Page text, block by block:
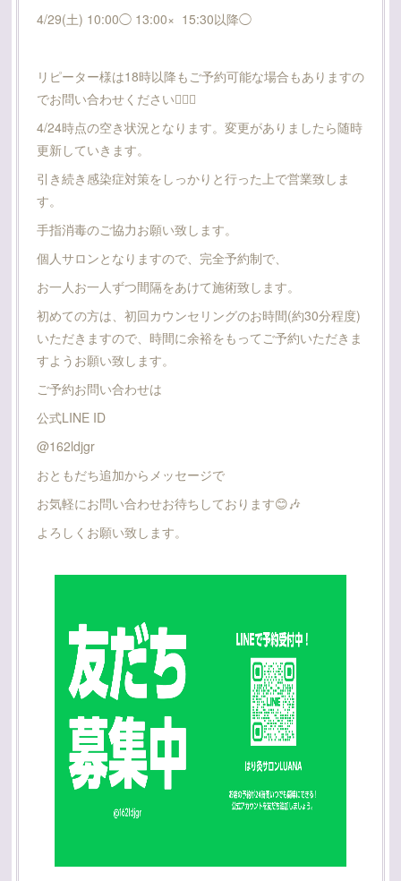
4/29(土) 10:00◯ 13:00× 15:30以降◯
リピーター様は18時以降もご予約可能な場合もありますの
でお問い合わせください🙇🏻‍♀️
4/24時点の空き状況となります。変更がありましたら随時
更新していきます。
引き続き感染症対策をしっかりと行った上で営業致しま
す。
手指消毒のご協力お願い致します。
個人サロンとなりますので、完全予約制で、
お一人お一人ずつ間隔をあけて施術致します。
初めての方は、初回カウンセリングのお時間(約30分程度)
いただきますので、時間に余裕をもってご予約いただきま
すようお願い致します。
ご予約お問い合わせは
公式LINE ID
@162ldjgr
おともだち追加からメッセージで
お気軽にお問い合わせお待ちしております😊🎶
よろしくお願い致します。